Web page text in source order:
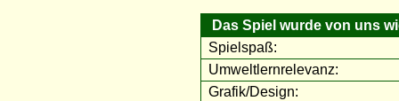
Das Spiel wurde von uns
Spielspaß:
Umweltlernrelevanz:
Grafik/Design: